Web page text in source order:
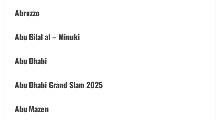
Abruzzo
Abu Bilal al – Minuki
Abu Dhabi
Abu Dhabi Grand Slam 2025
Abu Mazen